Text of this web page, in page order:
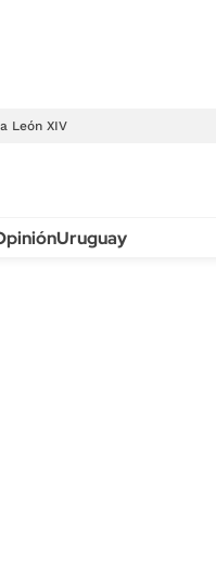
León XIV
Uruguay